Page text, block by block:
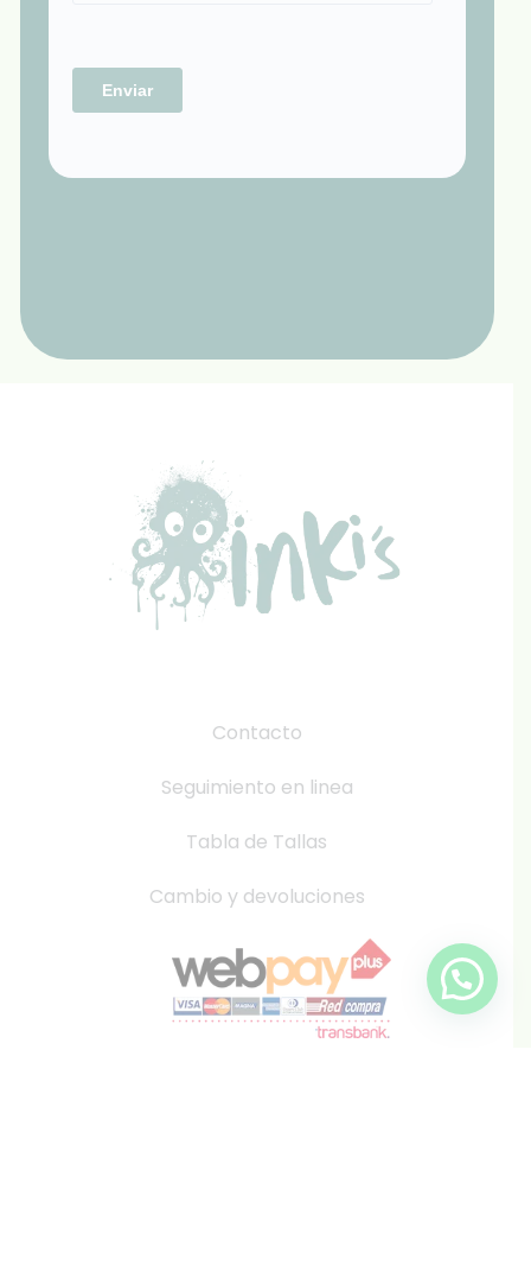
Contacto
Seguimiento en linea
Tabla de Tallas
Cambio y devoluciones